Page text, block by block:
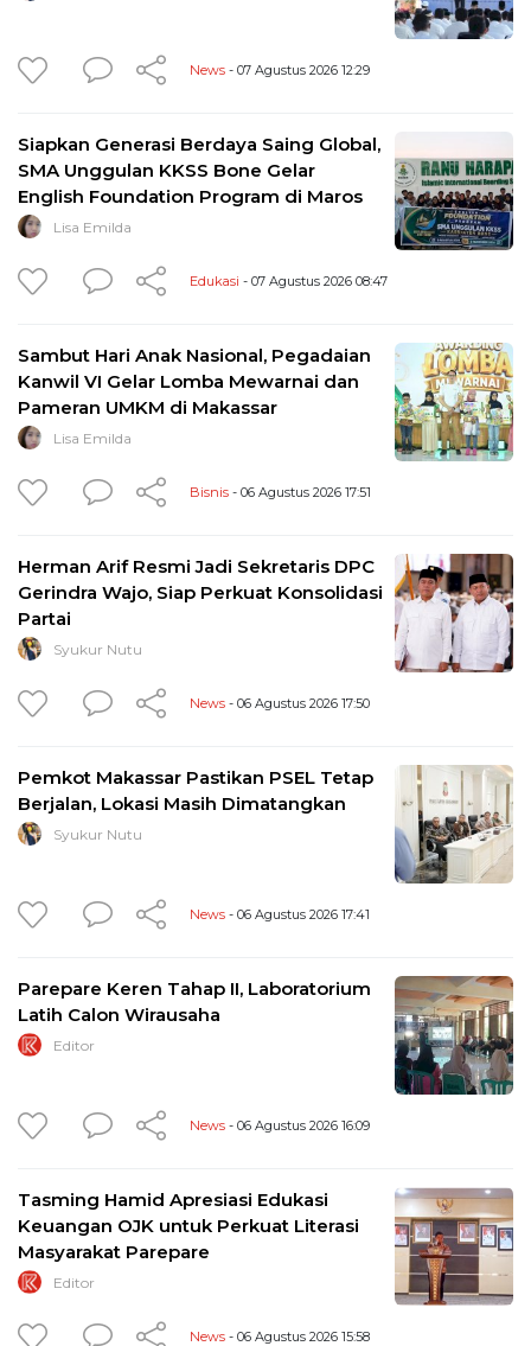
News - 07 Agustus 2026 12:29
Siapkan Generasi Berdaya Saing Global,
SMA Unggulan KKSS Bone Gelar
English Foundation Program di Maros
Lisa Emilda
Edukasi - 07 Agustus 2026 08:47
Sambut Hari Anak Nasional, Pegadaian
Kanwil VI Gelar Lomba Mewarnai dan
Pameran UMKM di Makassar
Lisa Emilda
Bisnis - 06 Agustus 2026 17:51
Herman Arif Resmi Jadi Sekretaris DPC
Gerindra Wajo, Siap Perkuat Konsolidasi
Partai
Syukur Nutu
News - 06 Agustus 2026 17:50
Pemkot Makassar Pastikan PSEL Tetap
Berjalan, Lokasi Masih Dimatangkan
Syukur Nutu
News - 06 Agustus 2026 17:41
Parepare Keren Tahap II, Laboratorium
Latih Calon Wirausaha
Editor
News - 06 Agustus 2026 16:09
Tasming Hamid Apresiasi Edukasi
Keuangan OJK untuk Perkuat Literasi
Masyarakat Parepare
Editor
News - 06 Agustus 2026 15:58